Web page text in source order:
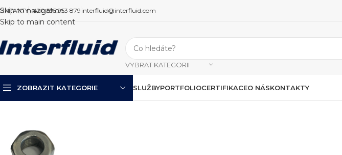
Skip to navigation
Skip to main content
+420 595 953 879 interfluid@interfluid.com
VYBRAT KATEGORII
ZOBRAZIT KATEGORIE SLUŽBYPORTFOLIOCERTIFIKACEO NÁSKONTAKTY